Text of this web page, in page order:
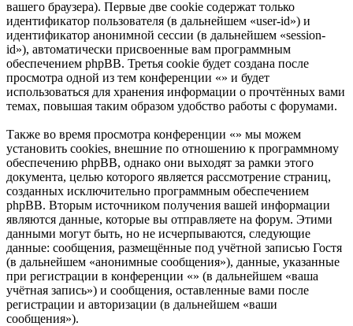
вашего браузера). Первые две cookie содержат только
идентификатор пользователя (в дальнейшем «user-id») и
идентификатор анонимной сессии (в дальнейшем «session-
id»), автоматически присвоенные вам программным
обеспечением phpBB. Третья cookie будет создана после
просмотра одной из тем конференции «» и будет
использоваться для хранения информации о прочтённых вами
темах, повышая таким образом удобство работы с форумами.
Также во время просмотра конференции «» мы можем
установить cookies, внешние по отношению к программному
обеспечению phpBB, однако они выходят за рамки этого
документа, целью которого является рассмотрение страниц,
созданных исключительно программным обеспечением
phpBB. Вторым источником получения вашей информации
являются данные, которые вы отправляете на форум. Этими
данными могут быть, но не исчерпываются, следующие
данные: сообщения, размещённые под учётной записью Гостя
(в дальнейшем «анонимные сообщения»), данные, указанные
при регистрации в конференции «» (в дальнейшем «ваша
учётная запись») и сообщения, оставленные вами после
регистрации и авторизации (в дальнейшем «ваши
сообщения»).